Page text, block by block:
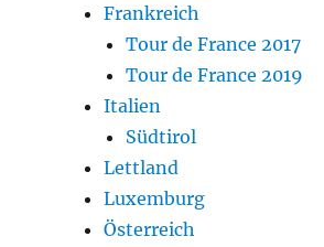
Frankreich
Tour de France 2017
Tour de France 2019
Italien
Südtirol
Lettland
Luxemburg
Österreich